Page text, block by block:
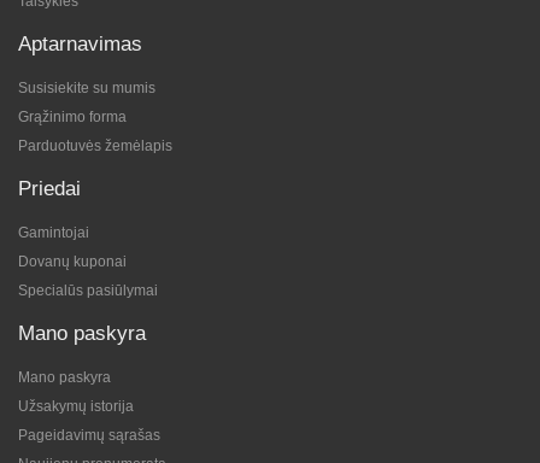
Aptarnavimas
Susisiekite su mumis
Grąžinimo forma
Parduotuvės žemėlapis
Priedai
Gamintojai
Dovanų kuponai
Specialūs pasiūlymai
Mano paskyra
Mano paskyra
Užsakymų istorija
Pageidavimų sąrašas